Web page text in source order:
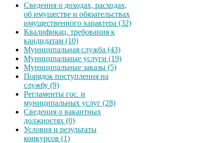
Сведения о доходах, расходах,
об имуществе и обязательствах
имущественного характера (32)
Квалификац. требования к
кандидатам (10)
Муниципальная служба (43)
Муниципальные услуги (19)
Муниципальные заказы (5)
Порядок поступления на
службу (9)
Регламенты гос. и
муниципальных услуг (28)
Сведения о вакантных
должностях (0)
Условия и результаты
конкурсов (1)